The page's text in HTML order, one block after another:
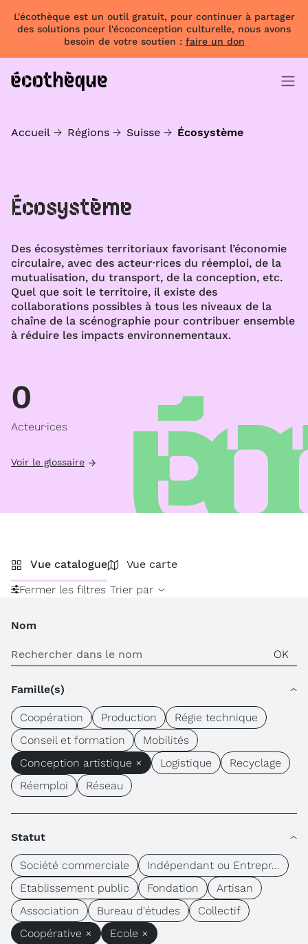
L'écothèque est un outil gratuit, pour continuer à partager
des solutions pour l'écoconception culturelle, nous avons
besoin de votre soutien : faire un don
Accueil Régions Suisse Écosystème
Écosystème
Des écosystèmes territoriaux favorisant l’économie
circulaire, avec des acteur·rices du réemploi, de la
mutualisation, du transport, de la conception, etc.
Quel que soit le territoire, il existe des
collaborations possibles à tous les niveaux de la
chaîne de la scénographie pour contribuer ensemble
à réduire les impacts environnementaux.
0
Acteur·ices
Voir le glossaire
Vue catalogue
Vue carte
Fermer les filtres Trier par
Nom
Famille(s)
Coopération Production
Régie technique
Conseil et formation
Mobilités
Conception artistique ×
Logistique
Recyclage
Réemploi
Réseau
Statut
Société commerciale
Indépendant ou Entrepr...
Etablissement public
Fondation
Artisan
Association
Bureau d'études
Collectif
Coopérative ×
Ecole ×